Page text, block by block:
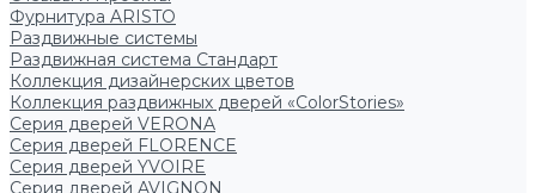
Фурнитура ARISTO
Раздвижные системы
Раздвижная система Стандарт
Коллекция дизайнерских цветов
Коллекция раздвижных дверей «ColorStories»
Серия дверей VERONA
Серия дверей FLORENCE
Серия дверей YVOIRE
Серия дверей AVIGNON